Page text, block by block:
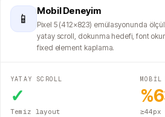
📱
Mobil Deneyim
Pixel 5 (412×823) emülasyonunda
yatay scroll, dokunma hedefi, font
fixed element kaplama.
YATAY SCROLL
✓
Temiz layout
MOBİL
%